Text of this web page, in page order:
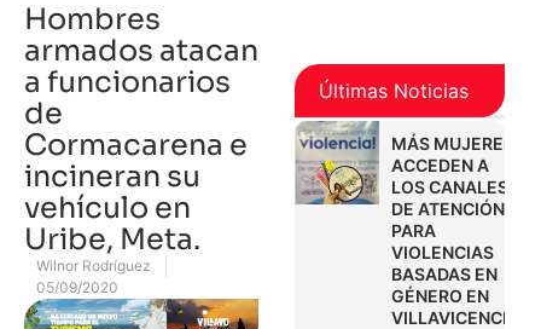
Hombres
armados atacan
a funcionarios
de
Cormacarena e
incineran su
vehículo en
Uribe, Meta.
Wilnor Rodríguez
05/09/2020
Últimas Noticias
MÁS MUJERES
ACCEDEN A
LOS CANALES
DE ATENCIÓN
PARA
VIOLENCIAS
BASADAS EN
GÉNERO EN
VILLAVICENCIO